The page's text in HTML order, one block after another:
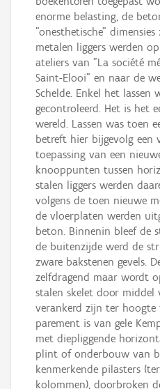
enorme belasting, de
"onesthetische"
metalen liggers werden
ateliers van "La société
Saint-Elooi" en naar de
Schelde. Enkel het lassen
gecontroleerd. Het is het
wereld. Lassen was toen
betreft hier bijgevolg een
toepassing van een
knooppunten tussen
stalen liggers werden
volgens de toen nieuwe
de vloerplaten werden
beton. Binnenin bleef de
de buitenzijde werd de
zware bakstenen gevels.
zelfdragend maar wordt
stalen skelet door middel
verankerd zijn ter hoogte
parement is van gele
met diepliggende
plint of onderbouw van
kenmerkende pilasters
kolommen), doorbroken